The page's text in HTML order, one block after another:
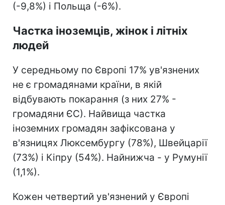
(-9,8%) і Польща (-6%).
Частка іноземців, жінок і літніх
людей
У середньому по Європі 17% ув'язнених
не є громадянами країни, в якій
відбувають покарання (з них 27% -
громадяни ЄС). Найвища частка
іноземних громадян зафіксована у
в'язницях Люксембургу (78%), Швейцарії
(73%) і Кіпру (54%). Найнижча - у Румунії
(1,1%).
Кожен четвертий ув'язнений у Європі